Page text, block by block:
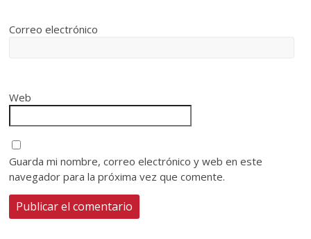
Correo electrónico
Web
Guarda mi nombre, correo electrónico y web en este
navegador para la próxima vez que comente.